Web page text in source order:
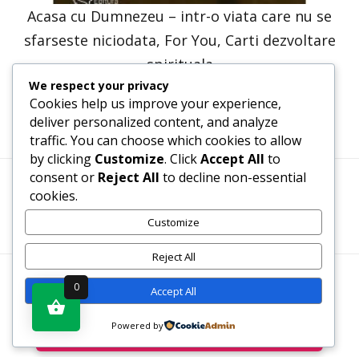
Acasa cu Dumnezeu – intr-o viata care nu se
sfarseste niciodata, For You, Carti dezvoltare
spirituala
41,23lei
Termeni, Condiții & Protecția Datelor (GDPR)
WWW.RECENZII-CARTI.RO ©2026 TOATE DREPTURILE
REZERVATE
We respect your privacy
Cookies help us improve your experience,
deliver personalized content, and analyze
traffic. You can choose which cookies to allow
by clicking Customize. ClickAccept All to
consent or Reject All to decline non-essential
cookies.
Customize
Reject All
Accept All
Powered by
0
Vezi produsul în magazin